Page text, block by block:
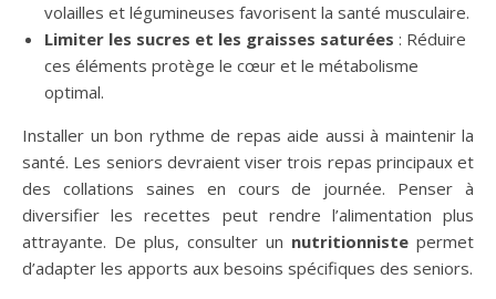
volailles et légumineuses favorisent la santé musculaire.
Limiter les sucres et les graisses saturées : Réduire
ces éléments protège le cœur et le métabolisme
optimal.
Installer un bon rythme de repas aide aussi à maintenir la
santé. Les seniors devraient viser trois repas principaux et
des collations saines en cours de journée. Penser à
diversifier les recettes peut rendre l’alimentation plus
attrayante. De plus, consulter un nutritionniste permet
d’adapter les apports aux besoins spécifiques des seniors.